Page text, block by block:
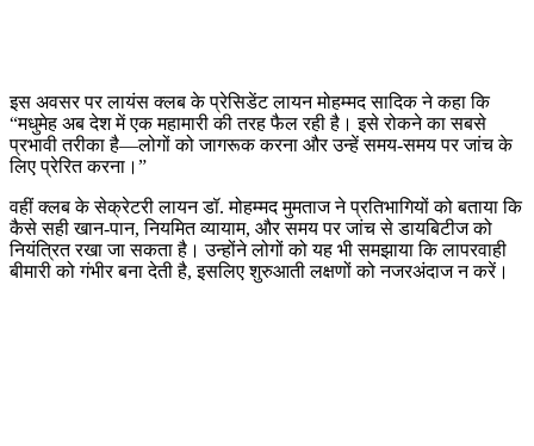
इस अवसर पर लायंस क्लब के प्रेसिडेंट लायन मोहम्मद सादिक ने कहा कि
“मधुमेह अब देश में एक महामारी की तरह फैल रही है। इसे रोकने का सबसे
प्रभावी तरीका है—लोगों को जागरूक करना और उन्हें समय-समय पर जांच के
लिए प्रेरित करना।”
वहीं क्लब के सेक्रेटरी लायन डॉ. मोहम्मद मुमताज ने प्रतिभागियों को बताया कि
कैसे सही खान-पान, नियमित व्यायाम, और समय पर जांच से डायबिटीज को
नियंत्रित रखा जा सकता है। उन्होंने लोगों को यह भी समझाया कि लापरवाही
बीमारी को गंभीर बना देती है, इसलिए शुरुआती लक्षणों को नजरअंदाज न करें।